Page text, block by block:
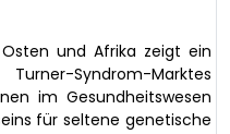
und Afrika zeigt ein
Syndrom-Marktes
im Gesundheitswesen
für seltene genetische